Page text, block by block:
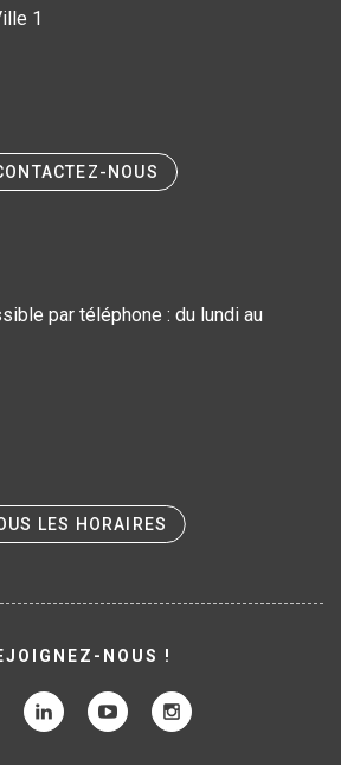
1
NOUS
par téléphone : du lundi au
LES HORAIRES
NOUS !